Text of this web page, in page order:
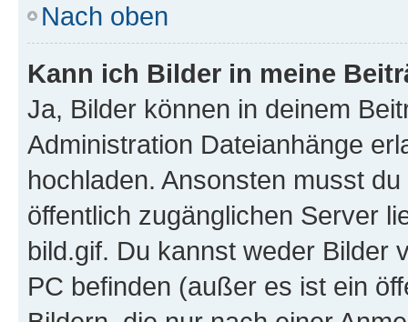
Nach oben
Kann ich Bilder in meine
Ja, Bilder können in deinem
Administration Dateianhänge
hochladen. Ansonsten musst
öffentlich zugänglichen Server
bild.gif. Du kannst weder Bilder
PC befinden (außer es ist ein